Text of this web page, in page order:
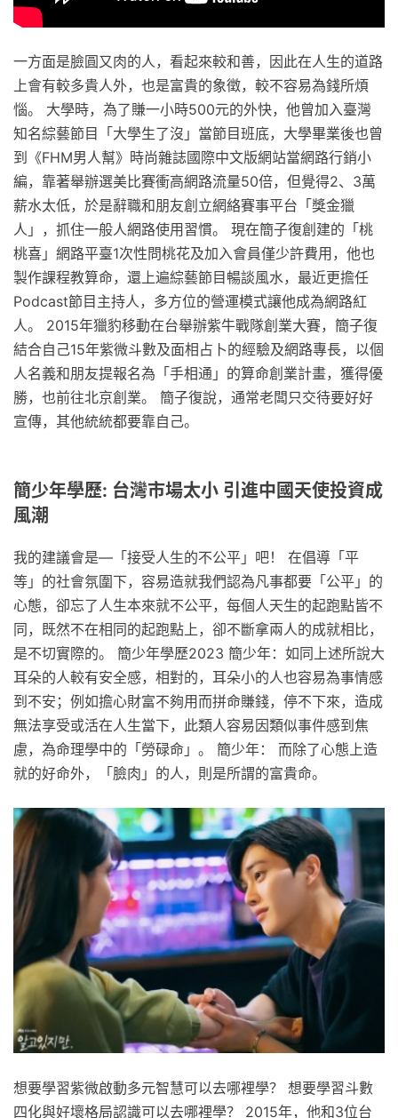
一方面是臉圓又肉的人，看起來較和善，因此在人生的道路
上會有較多貴人外，也是富貴的象徵，較不容易為錢所煩
惱。 大學時，為了賺一小時500元的外快，他曾加入臺灣
知名綜藝節目「大學生了沒」當節目班底，大學畢業後也曾
到《FHM男人幫》時尚雜誌國際中文版網站當網路行銷小
編，靠著舉辦選美比賽衝高網路流量50倍，但覺得2、3萬
薪水太低，於是辭職和朋友創立網絡賽事平台「獎金獵
人」，抓住一般人網路使用習慣。 現在簡子復創建的「桃
桃喜」網路平臺1次性問桃花及加入會員僅少許費用，他也
製作課程教算命，還上遍綜藝節目暢談風水，最近更擔任
Podcast節目主持人，多方位的營運模式讓他成為網路紅
人。 2015年獵豹移動在台舉辦紫牛戰隊創業大賽，簡子復
結合自己15年紫微斗數及面相占卜的經驗及網路專長，以個
人名義和朋友提報名為「手相通」的算命創業計畫，獲得優
勝，也前往北京創業。 簡子復說，通常老闆只交待要好好
宣傳，其他統統都要靠自己。
簡少年學歷: 台灣市場太小 引進中國天使投資成
風潮
我的建議會是—「接受人生的不公平」吧！ 在倡導「平
等」的社會氛圍下，容易造就我們認為凡事都要「公平」的
心態，卻忘了人生本來就不公平，每個人天生的起跑點皆不
同，既然不在相同的起跑點上，卻不斷拿兩人的成就相比，
是不切實際的。 簡少年學歷2023 簡少年：如同上述所說大
耳朵的人較有安全感，相對的，耳朵小的人也容易為事情感
到不安；例如擔心財富不夠用而拼命賺錢，停不下來，造成
無法享受或活在人生當下，此類人容易因類似事件感到焦
慮，為命理學中的「勞碌命」。 簡少年： 而除了心態上造
就的好命外，「臉肉」的人，則是所謂的富貴命。
想要學習紫微啟動多元智慧可以去哪裡學？ 想要學習斗數
四化與好壞格局認識可以去哪裡學？ 2015年，他和3位台